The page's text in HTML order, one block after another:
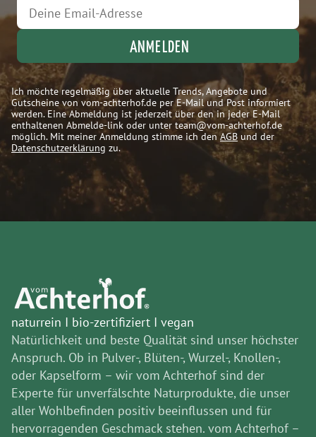
ANMELDEN
Ich möchte regelmäßig über aktuelle Trends, Angebote und
Gutscheine von vom-achterhof.de per E-Mail und Post informiert
werden. Eine Abmeldung ist jederzeit über den in jeder E-Mail
enthaltenen Abmelde-link oder unter team@vom-achterhof.de
möglich. Mit meiner Anmeldung stimme ich denAGB und der
Datenschutzerklärung zu.
naturrein I bio-zertifiziert I vegan
Natürlichkeit und beste Qualität sind unser höchster
Anspruch. Ob in Pulver-, Blüten-, Wurzel-, Knollen-,
oder Kapselform – wir vom Achterhof sind der
Experte für unverfälschte Naturprodukte, die unser
aller Wohlbefinden positiv beeinflussen und für
hervorragenden Geschmack stehen. vom Achterhof –